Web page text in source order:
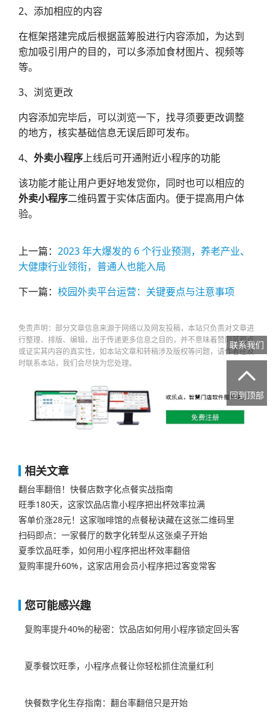
2、添加相应的内容
在框架搭建完成后根据蓝筹股进行内容添加，为达到
愈加吸引用户的目的，可以多添加食材图片、视频等
等。
3、浏览更改
内容添加完毕后，可以浏览一下，找寻须要更改调整
的地方，核实基础信息无误后即可发布。
4、 外卖小程序上线后可开通附近小程序的功能
该功能才能让用户更好地发觉你，同时也可以相应的
外卖小程序二维码置于实体店面内。便于提高用户体
验。
上一篇： 2023 年大爆发的 6 个行业预测，养老产业、
大健康行业领衔，普通人也能入局
下一篇： 校园外卖平台运营：关键要点与注意事项
免责声明：部分文章信息来源于网络以及网友投稿，本站只负责对文章进
行整理、排版、编辑，出于传递更多信息之目的，并不意味着赞同其观点
或证实其内容的真实性，如本站文章和转稿涉及版权等问题，请作者在及
时联系本站，我们会尽快为您处理。
相关文章
翻台率翻倍！快餐店数字化点餐实战指南
旺季180天，这家饮品店靠小程序把出杯效率拉满
客单价涨28元！这家咖啡馆的点餐秘诀藏在这张二维码里
扫码即点：一家餐厅的数字化转型从这张桌子开始
夏季饮品旺季，如何用小程序把出杯效率翻倍
复购率提升60%，这家店用会员小程序把过客变常客
您可能感兴趣
复购率提升40%的秘密：饮品店如何用小程序锁定回头客
夏季餐饮旺季，小程序点餐让你轻松抓住流量红利
快餐数字化生存指南：翻台率翻倍只是开始
联系我们

回到顶部